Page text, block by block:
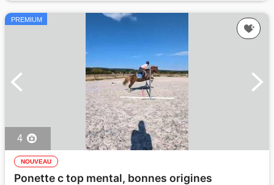
PREMIUM
4
NOUVEAU
Ponette c top mental, bonnes origines